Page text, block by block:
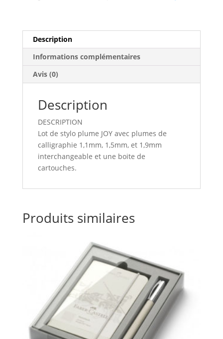
Description
Informations complémentaires
Avis (0)
Description
DESCRIPTION
Lot de stylo plume JOY avec plumes de
calligraphie 1,1mm, 1,5mm, et 1,9mm
interchangeable et une boite de
cartouches.
Produits similaires